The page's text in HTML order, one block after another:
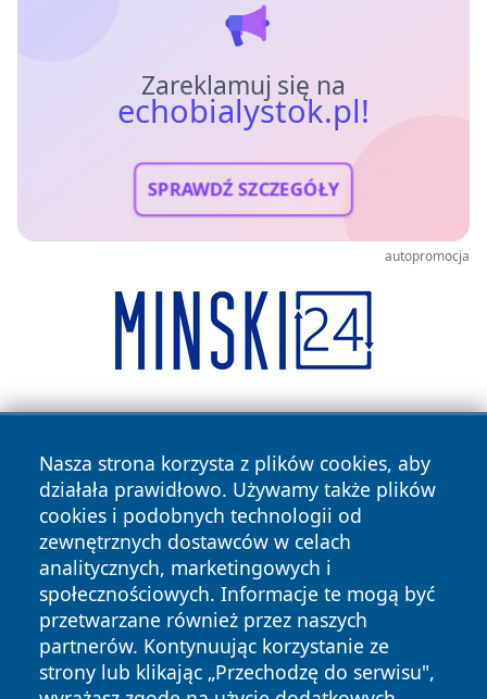
Zareklamuj się na
echobialystok.pl!
SPRAWDŹ SZCZEGÓŁY
autopromocja
Nasza strona korzysta z plików cookies, aby
działała prawidłowo. Używamy także plików
cookies i podobnych technologii od
zewnętrznych dostawców w celach
analitycznych, marketingowych i
społecznościowych. Informacje te mogą być
przetwarzane również przez naszych
partnerów. Kontynuując korzystanie ze
strony lub klikając „Przechodzę do serwisu",
Copyright © 2026 echobialystok.pl Wszystkie prawa
zastrzeżone.
News Autorzy
Polityka
Prywatności
Polityka
Cookies